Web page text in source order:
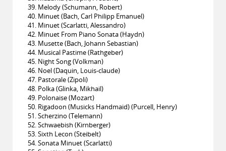
39. Melody (Schumann, Robert)
40. Minuet (Bach, Carl Philipp Emanuel)
41. Minuet (Scarlatti, Alessandro)
42. Minuet From Piano Sonata (Haydn)
43. Musette (Bach, Johann Sebastian)
44. Musical Pastime (Rathgeber)
45. Night Song (Volkman)
46. Noel (Daquin, Louis-claude)
47. Pastorale (Zipoli)
48. Polka (Glinka, Mikhail)
49. Polonaise (Mozart)
50. Rigadoon (Musicks Handmaid) (Purcell, Henry)
51. Scherzino (Telemann)
52. Schwaebish (Kirnberger)
53. Sixth Lecon (Steibelt)
54. Sonata Minuet (Scarlatti)